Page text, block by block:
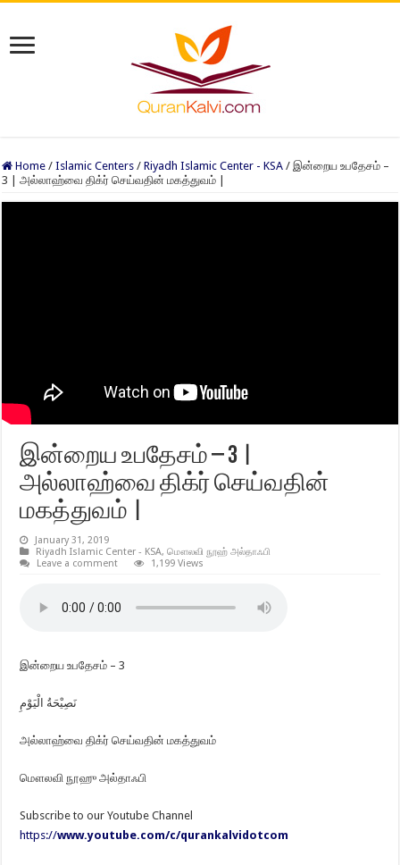
Home / Islamic Centers / Riyadh Islamic Center - KSA / இன்றைய உபதேசம் –
3 | அல்லாஹ்வை திக்ர் செய்வதின் மகத்துவம் |
இன்றைய உபதேசம் – 3 |
அல்லாஹ்வை திக்ர் செய்வதின்
மகத்துவம் |
January 31, 2019
Riyadh Islamic Center - KSA,மௌலவி நூஹ் அல்தாஃபி
Leave a comment
1,199 Views
இன்றைய உபதேசம் – 3
نَصِيْحَةُ الْيَوْمِ
அல்லாஹ்வை திக்ர் செய்வதின் மகத்துவம்
மௌலவி நூஹு அல்தாஃபி
Subscribe to our Youtube Channel
https://www.youtube.com/c/qurankalvidotcom